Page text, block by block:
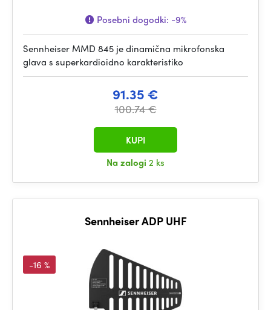
Posebni dogodki: -9%
Sennheiser MMD 845 je dinamična mikrofonska
glava s superkardioidno karakteristiko
91.35 €
100.74 €
Na zalogi 2 ks
KUPI
Sennheiser ADP UHF
-16 %